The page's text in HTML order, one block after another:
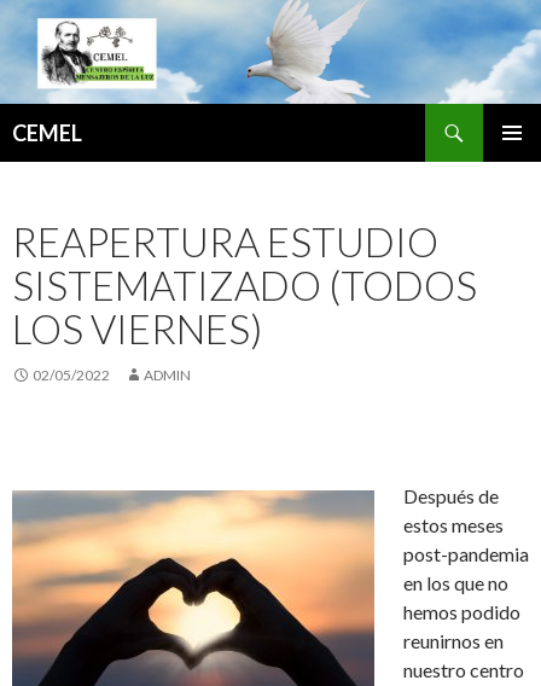
CEMEL
REAPERTURA ESTUDIO
SISTEMATIZADO (TODOS
LOS VIERNES)
02/05/2022 ADMIN
Después de
estos meses
post-pandemia
en los que no
hemos podido
reunirnos en
nuestro centro